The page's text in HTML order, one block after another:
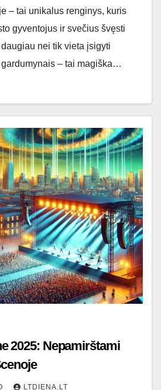
– tai unikalus renginys, kuris
gyventojus ir svečius švęsti
nei tik vieta įsigyti
– tai magiška…
2025: Nepamirštami
LTDIENA.LT